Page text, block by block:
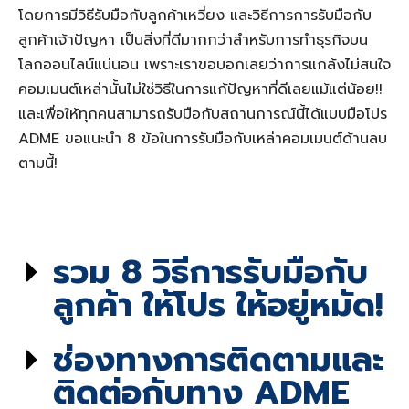
โดยการมีวิธีรับมือกับลูกค้าเหวี่ยง และวิธีการการรับมือกับ
ลูกค้าเจ้าปัญหา เป็นสิ่งที่ดีมากกว่าสำหรับการทำธุรกิจบน
โลกออนไลน์แน่นอน เพราะเราขอบอกเลยว่าการแกล้งไม่สนใจ
คอมเมนต์เหล่านั้นไม่ใช่วิธีในการแก้ปัญหาที่ดีเลยแม้แต่น้อย!!
และเพื่อให้ทุกคนสามารถรับมือกับสถานการณ์นี้ได้แบบมือโปร
ADME ขอแนะนำ 8 ข้อในการรับมือกับเหล่าคอมเมนต์ด้านลบ
ตามนี้!
รวม 8 วิธีการรับมือกับ
ลูกค้า ให้โปร ให้อยู่หมัด!
ช่องทางการติดตามและ
ติดต่อกับทาง ADME